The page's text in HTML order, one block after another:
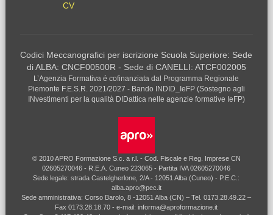
CV
Codici Meccanografici per iscrizione Scuola Superiore: Sede
di ALBA: CNCF00500R - Sede di CANELLI: ATCF002005
L’Agenzia Formativa é cofinanziata dal Programma Regionale
Piemonte F.E.S.R. 2021/2027 - Bando INDID_IeFP (Sostegno agli
INvestimenti per la qualità DIDattica nelle agenzie formative IeFP)
© 2010 APRO Formazione S.c. a r.l. - Cod. Fiscale e Reg. Imprese CN
02605270046 - R.E.A. Cuneo 223065 - Partita IVA 02605270046
Sede legale: strada Castelgherlone, 2/A - 12051 Alba (Cuneo) - P.E.C.:
alba.apro@pec.it
Sede amministrativa: Corso Barolo, 8 -12051 Alba (CN) – Tel. 0173.28.49.22 –
Fax 0173.28.18.70 - e-mail: informa@aproformazione.it